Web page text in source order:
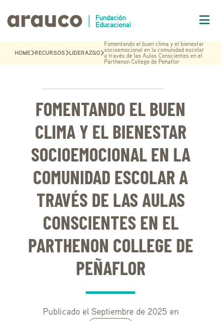
HOME RECURSOS LIDERAZGO
Fomentando el buen clima y el bienestar
socioemocional en la comunidad escolar
a través de las Aulas Conscientes en el
Parthenon College de Peñaflor
FOMENTANDO EL BUEN
CLIMA Y EL BIENESTAR
SOCIOEMOCIONAL EN LA
COMUNIDAD ESCOLAR A
TRAVÉS DE LAS AULAS
CONSCIENTES EN EL
PARTHENON COLLEGE DE
PEÑAFLOR
Publicado el Septiembre de 2025 en